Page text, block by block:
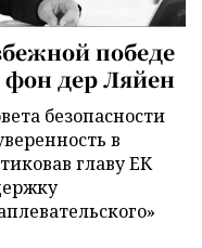
победе
фон дер Ляйен
безопасности
в
главу ЕК